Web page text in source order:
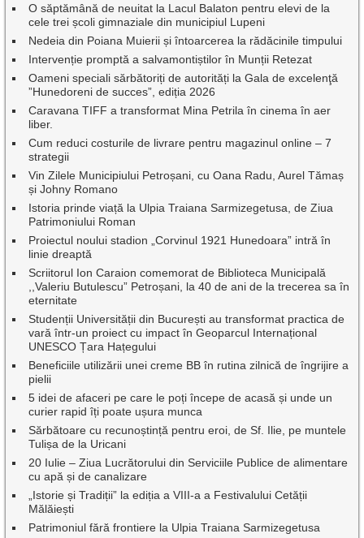
O săptămână de neuitat la Lacul Balaton pentru elevi de la
cele trei școli gimnaziale din municipiul Lupeni
Nedeia din Poiana Muierii și întoarcerea la rădăcinile timpului
Intervenție promptă a salvamontiștilor în Munții Retezat
Oameni speciali sărbătoriți de autorități la Gala de excelenţă
”Hunedoreni de succes”, ediția 2026
Caravana TIFF a transformat Mina Petrila în cinema în aer
liber.
Cum reduci costurile de livrare pentru magazinul online – 7
strategii
Vin Zilele Municipiului Petroșani, cu Oana Radu, Aurel Tămaș
și Johny Romano
Istoria prinde viață la Ulpia Traiana Sarmizegetusa, de Ziua
Patrimoniului Roman
Proiectul noului stadion „Corvinul 1921 Hunedoara” intră în
linie dreaptă
Scriitorul Ion Caraion comemorat de Biblioteca Municipală
,,Valeriu Butulescu” Petroșani, la 40 de ani de la trecerea sa în
eternitate
Studenții Universității din București au transformat practica de
vară într-un proiect cu impact în Geoparcul Internațional
UNESCO Țara Hațegului
Beneficiile utilizării unei creme BB în rutina zilnică de îngrijire a
pielii
5 idei de afaceri pe care le poți începe de acasă și unde un
curier rapid îți poate ușura munca
Sărbătoare cu recunoștință pentru eroi, de Sf. Ilie, pe muntele
Tulișa de la Uricani
20 Iulie – Ziua Lucrătorului din Serviciile Publice de alimentare
cu apă și de canalizare
„Istorie și Tradiții” la ediția a VIII-a a Festivalului Cetății
Mălăiești
Patrimoniul fără frontiere la Ulpia Traiana Sarmizegetusa